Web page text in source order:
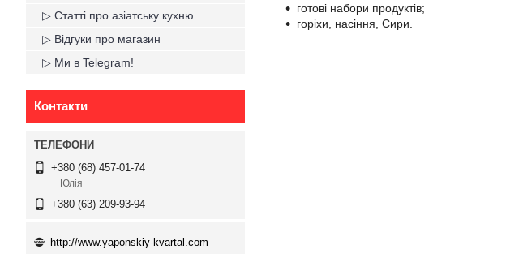
готові набори продуктів;
горіхи, насіння, Сири.
▷ Статті про азіатську кухню
▷ Відгуки про магазин
▷ Ми в Telegram!
Контакти
+380 (68) 457-01-74
Юлія
+380 (63) 209-93-94
http://www.yaponskiy-kvartal.com